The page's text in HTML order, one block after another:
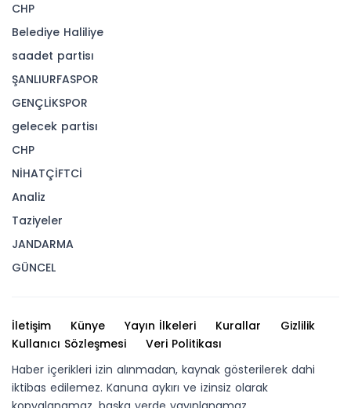
CHP
Belediye Haliliye
saadet partisı
ŞANLIURFASPOR
GENÇLİKSPOR
gelecek partisı
CHP
NİHATÇİFTCİ
Analiz
Taziyeler
JANDARMA
GÜNCEL
İletişim Künye Yayın İlkeleri Kurallar
Gizlilik
Kullanıcı Sözleşmesi
Veri Politikası
Haber içerikleri izin alınmadan, kaynak gösterilerek dahi
iktibas edilemez. Kanuna aykırı ve izinsiz olarak